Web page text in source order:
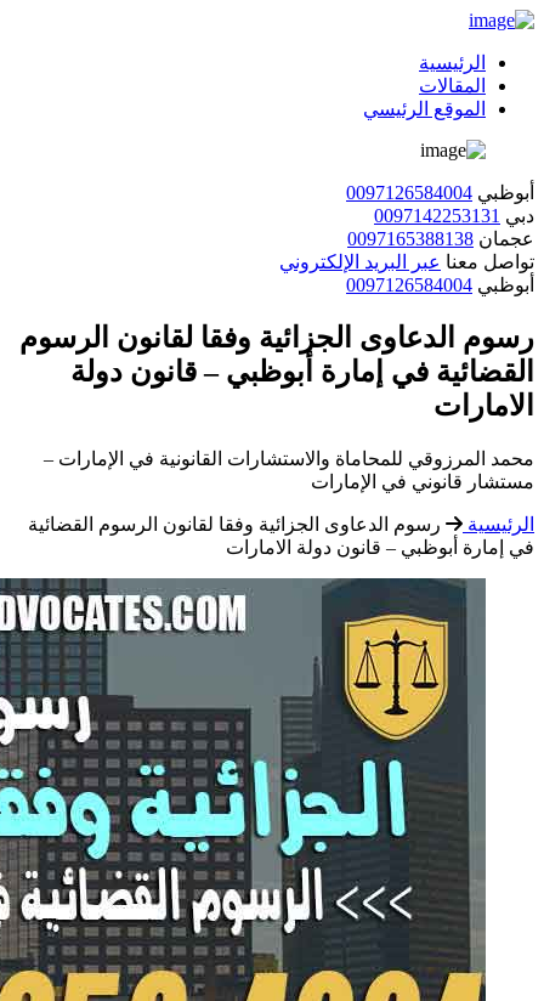
الرئيسية
المقالات
الموقع الرئيسي
أبوظبي 0097126584004
دبي 0097142253131
عجمان 0097165388138
تواصل معنا عبر البريد الإلكتروني
أبوظبي 0097126584004
رسوم الدعاوى الجزائية وفقا لقانون الرسوم
القضائية في إمارة أبوظبي – قانون دولة
الامارات
محمد المرزوقي للمحاماة والاستشارات القانونية في الإمارات –
مستشار قانوني في الإمارات
الرئيسية
رسوم الدعاوى الجزائية وفقا لقانون الرسوم القضائية
في إمارة أبوظبي – قانون دولة الامارات